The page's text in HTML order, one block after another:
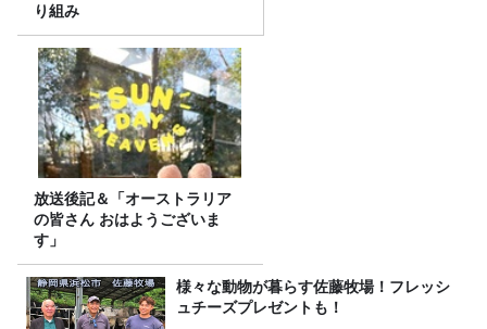
り組み
放送後記＆「オーストラリア
の皆さん おはようございま
す」
様々な動物が暮らす佐藤牧場！フレッシ
ュチーズプレゼントも！